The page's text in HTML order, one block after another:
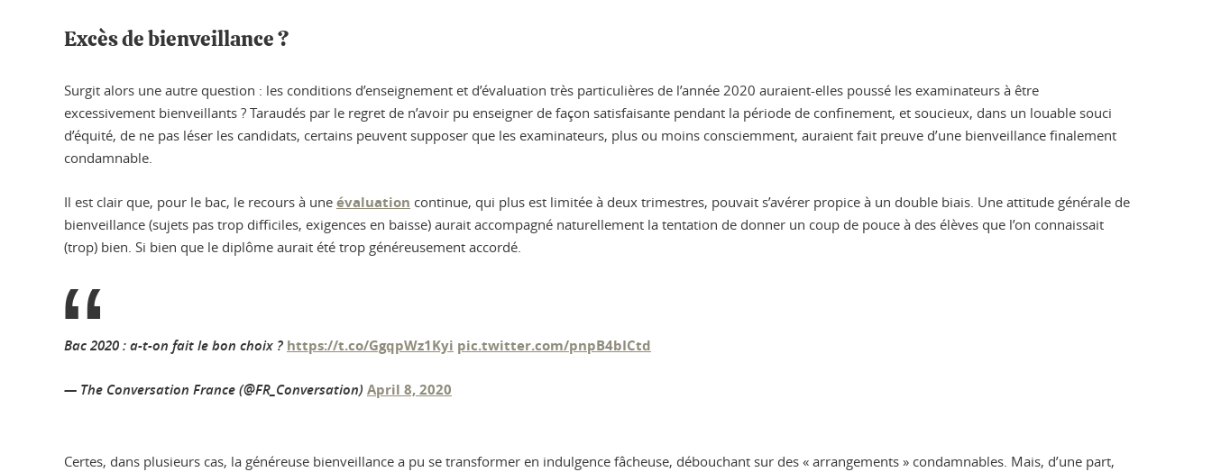
Excès de bienveillance ?
Surgit alors une autre question : les conditions d’enseignement et d’évaluation très particulières de l’année 2020 auraient-elles poussé les examinateurs à être
excessivement bienveillants ? Taraudés par le regret de n’avoir pu enseigner de façon satisfaisante pendant la période de confinement, et soucieux, dans un louable souci
d’équité, de ne pas léser les candidats, certains peuvent supposer que les examinateurs, plus ou moins consciemment, auraient fait preuve d’une bienveillance finalement
condamnable.
Il est clair que, pour le bac, le recours à une évaluation continue, qui plus est limitée à deux trimestres, pouvait s’avérer propice à un double biais. Une attitude générale de
bienveillance (sujets pas trop difficiles, exigences en baisse) aurait accompagné naturellement la tentation de donner un coup de pouce à des élèves que l’on connaissait
(trop) bien. Si bien que le diplôme aurait été trop généreusement accordé.
Bac 2020 : a-t-on fait le bon choix ? https://t.co/GgqpWz1Kyi pic.twitter.com/pnpB4bICtd
— The Conversation France (@FR_Conversation) April 8, 2020
Certes, dans plusieurs cas, la généreuse bienveillance a pu se transformer en indulgence fâcheuse, débouchant sur des « arrangements » condamnables. Mais, d’une part,